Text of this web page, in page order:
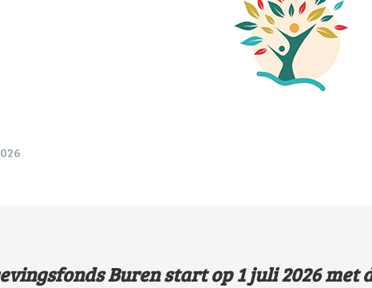
Buren start op 1 juli 2026